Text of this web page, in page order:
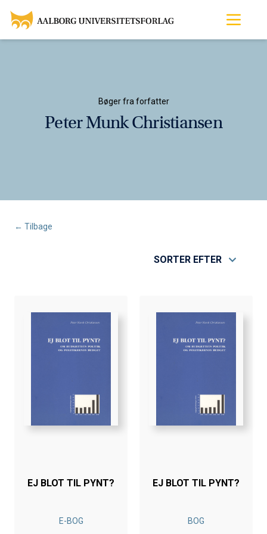
Bøger fra forfatter
Peter Munk Christiansen
← Tilbage
SORTER EFTER
EJ BLOT TIL PYNT?
E-BOG
EJ BLOT TIL PYNT?
BOG